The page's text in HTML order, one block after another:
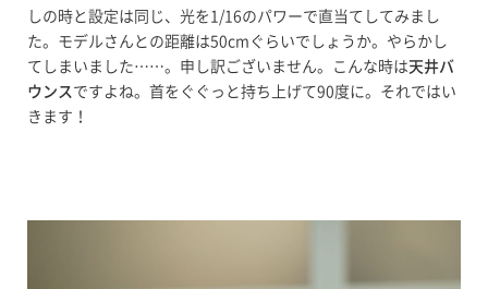
しの時と設定は同じ、光を1/16のパワーで直当てしてみまし
た。モデルさんとの距離は50cmぐらいでしょうか。やらかし
てしまいました……。申し訳ございません。こんな時は天井バ
ウンス ですよね。首をぐぐっと持ち上げて90度に。それではい
きます！